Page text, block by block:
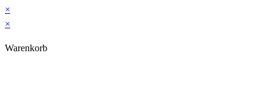
×
×
Warenkorb